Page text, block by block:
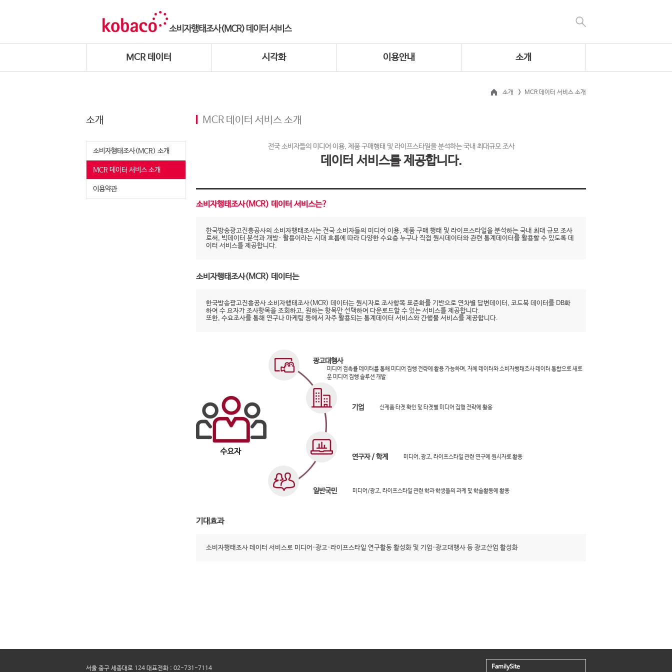
MCR 데이터 시각화 이용안내 소개
소개 MCR 데이터 서비스 소개
소개
소비자행태조사(MCR) 소개
MCR 데이터 서비스 소개
이용약관
MCR 데이터 서비스 소개
전국 소비자들의 미디어 이용, 제품 구매행태 및 라이프스타일을 분석하는 국내 최대규모 조사
데이터 서비스를 제공합니다.
소비자행태조사(MCR) 데이터 서비스는?
한국방송광고진흥공사의 소비자행태조사는 전국 소비자들의 미디어 이용, 제품 구매 행태 및 라이프스타일을 분석하는 국내 최대 규모 조사
로써, 빅데이터 분석과 개방· 활용이라는 시대 흐름에 따라 다양한 수요층 누구나 직접 원시데이터와 관련 통계데이터를 활용할 수 있도록 데
이터 서비스를 제공합니다.
소비자행태조사(MCR) 데이터는
한국방송광고진흥공사 소비자행태조사(MCR) 데이터는 원시자료 조사항목 표준화를 기반으로 연차별 답변데이터, 코드북 데이터를 DB화
하여 수 요자가 조사항목을 조회하고, 원하는 항목만 선택하여 다운로드할 수 있는 서비스를 제공합니다.
또한, 수요조사를 통해 연구나 마케팅 등에서 자주 활용되는 통계데이터 서비스와 간행물 서비스를 제공합니다.
광고대행사
미디어 접촉률 데이터를 통해 미디어 집행 전략에 활용 가능하며, 자체 데이터와 소비자행태조사 데이터 통합으로 새로
운 미디어 집행 솔루션 개발
기업 신제품 타겟 확인 및 타겟별 미디어 집행 전략에 활용
연구자 / 학계 미디어, 광고, 라이프스타일 관련 연구에 원시자료 활용
일반국민 미디어/광고, 라이프스타일 관련 학과 학생들의 과제 및 학술활동에 활용
기대효과
소비자행태조사 데이터 서비스로 미디어·광고·라이프스타일 연구활동 활성화 및 기업·광고대행사 등 광고산업 활성화
서울 중구 세종대로 124 대표전화 : 02-731-7114 FamilySite